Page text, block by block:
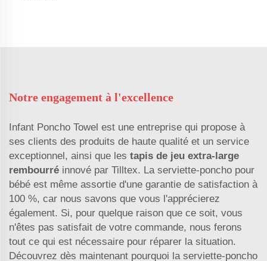
Notre engagement à l'excellence
Infant Poncho Towel est une entreprise qui propose à
ses clients des produits de haute qualité et un service
exceptionnel, ainsi que les tapis de jeu extra-large
rembourré innové par Tilltex. La serviette-poncho pour
bébé est même assortie d'une garantie de satisfaction à
100 %, car nous savons que vous l'apprécierez
également. Si, pour quelque raison que ce soit, vous
n'êtes pas satisfait de votre commande, nous ferons
tout ce qui est nécessaire pour réparer la situation.
Découvrez dès maintenant pourquoi la serviette-poncho